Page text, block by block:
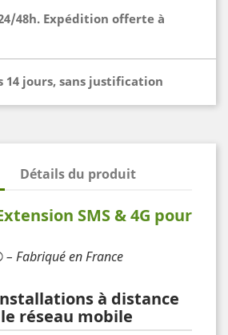
48h. Expédition offerte à
14 jours, sans justification
Détails du produit
SMS & 4G pour
Fabriqué en France
à distance
réseau mobile